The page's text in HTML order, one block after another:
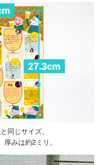
同じサイズ。
みは約2ミリ。